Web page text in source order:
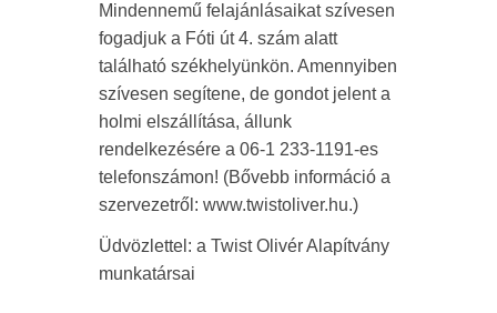
Mindennemű felajánlásaikat szívesen
fogadjuk a Fóti út 4. szám alatt
található székhelyünkön. Amennyiben
szívesen segítene, de gondot jelent a
holmi elszállítása, állunk
rendelkezésére a 06-1 233-1191-es
telefonszámon! (Bővebb információ a
szervezetről: www.twistoliver.hu.)
Üdvözlettel: a Twist Olivér Alapítvány
munkatársai